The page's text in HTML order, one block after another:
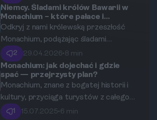
ogródkach piwnych. Ten przewodnik
zabierze Cię w podróż po najlepszych,
najbardziej autentycznych i
klimatycznych miejscach, gdzie złocisty
trunek łączy się z historią, kulturą i
niepowtarzalną atmosferą bawarskiej
gościnności.
Niemcy. Śladami królów Bawarii w
Monachium – które pałace i
rezydencje warto zobaczyć?
Odkryj z nami królewską przeszłość
Monachium, podążając śladami
potężnej dynastii Wittelsbachów. Ten
przewodnik zabierze Cię do dwóch
najważniejszych rezydencji Bawarii:
wspaniałej Rezydencji w sercu miasta
oraz malowniczego Pałacu
Nymphenburg, letniej oazy monarchów.
2 29.04.2026•8 min
Monachium: jak dojechać i gdzie
spać — przejrzysty plan?
Monachium, znane z bogatej historii i
kultury, przyciąga turystów z całego
świata. Czerwiec to idealny czas na
1 15.07.2025•6 min